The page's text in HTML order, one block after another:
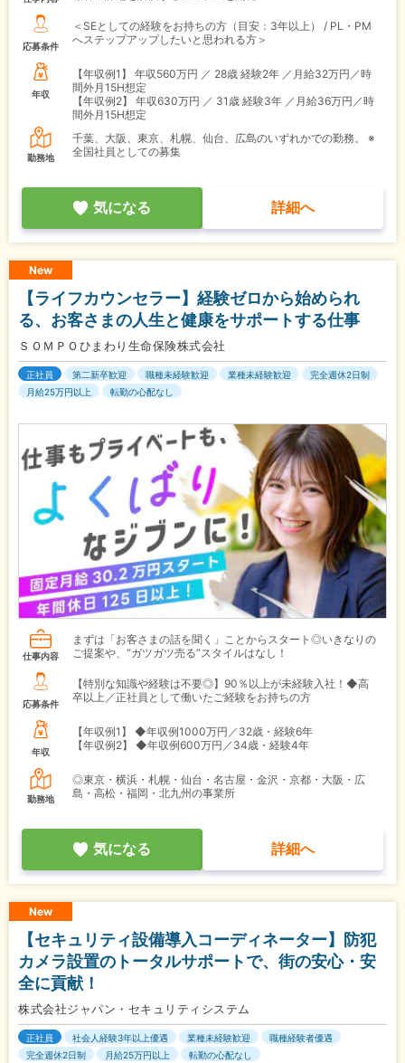
応募条件
＜SEとしての経験をお持ちの方（目安：3年以上） / PL・PM
へステップアップしたいと思われる方＞
年収
【年収例1】
年収560万円 ／ 28歳 経験2年 ／月給32万円／時
間外月15H想定
【年収例2】
年収630万円 ／ 31歳 経験3年 ／月給36万円／時
間外月15H想定
勤務地
千葉、大阪、東京、札幌、仙台、広島のいずれかでの勤務。 ※
全国社員としての募集
気になる 詳細へ
New
【ライフカウンセラー】経験ゼロから始められ
る、お客さまの人生と健康をサポートする仕事
ＳＯＭＰＯひまわり生命保険株式会社
正社員 第二新卒歓迎 職種未経験歓迎 業種未経験歓迎
完全週休2日制
月給25万円以上
転勤の心配なし
仕事内容
まずは「お客さまの話を聞く」ことからスタート◎いきなりの
ご提案や、“ガツガツ売る”スタイルはなし！
応募条件
【特別な知識や経験は不要◎】90％以上が未経験入社！◆高
卒以上／正社員として働いたご経験をお持ちの方
年収
【年収例1】
◆年収例1000万円／32歳・経験6年
【年収例2】
◆年収例600万円／34歳・経験4年
勤務地
◎東京・横浜・札幌・仙台・名古屋・金沢・京都・大阪・広
島・高松・福岡・北九州の事業所
気になる 詳細へ
New
【セキュリティ設備導入コーディネーター】防犯
カメラ設置のトータルサポートで、街の安心・安
全に貢献！
株式会社ジャパン・セキュリティシステム
正社員 社会人経験3年以上優遇 業種未経験歓迎
職種経験者優遇
完全週休2日制
月給25万円以上 転勤の心配なし